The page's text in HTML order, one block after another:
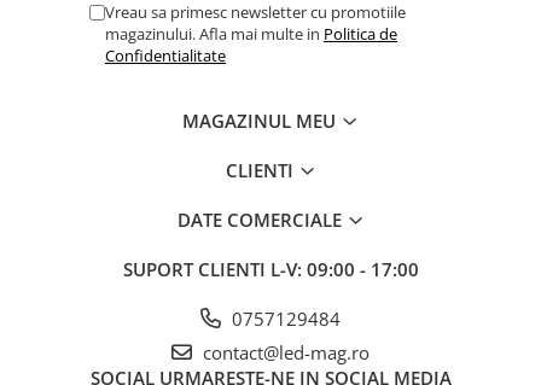
Vreau sa primesc newsletter cu promotiile
magazinului. Afla mai multe in Politica de
Confidentialitate
MAGAZINUL MEU
CLIENTI
DATE COMERCIALE
SUPORT CLIENTI L-V: 09:00 - 17:00
0757129484
contact@led-mag.ro
SOCIAL URMARESTE-NE IN SOCIAL MEDIA